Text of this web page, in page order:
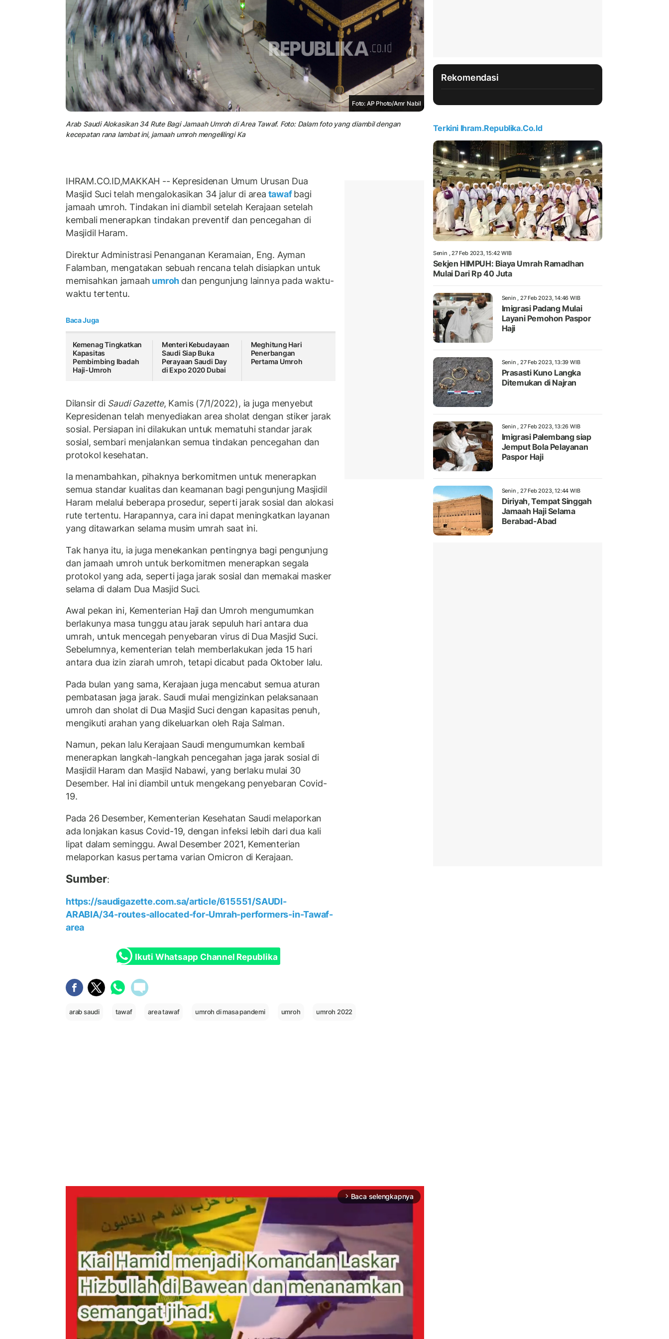
Foto: AP Photo/Amr Nabil
Arab Saudi Alokasikan 34 Rute Bagi Jamaah Umroh di Area Tawaf. Foto: Dalam foto yang diambil dengan
kecepatan rana lambat ini, jamaah umroh mengelilingi Ka
IHRAM.CO.ID,MAKKAH -- Kepresidenan Umum Urusan Dua
Masjid Suci telah mengalokasikan 34 jalur di area tawafbagi
jamaah umroh. Tindakan ini diambil setelah Kerajaan setelah
kembali menerapkan tindakan preventif dan pencegahan di
Masjidil Haram.
Direktur Administrasi Penanganan Keramaian, Eng. Ayman
Falamban, mengatakan sebuah rencana telah disiapkan untuk
memisahkan jamaah umroh dan pengunjung lainnya pada waktu-
waktu tertentu.
Baca Juga
Kemenag Tingkatkan
Kapasitas
Pembimbing Ibadah
Haji-Umroh
Menteri Kebudayaan
Saudi Siap Buka
Perayaan Saudi Day
di Expo 2020 Dubai
Meghitung Hari
Penerbangan
Pertama Umroh
Dilansir di Saudi Gazette, Kamis (7/1/2022), ia juga menyebut
Kepresidenan telah menyediakan area sholat dengan stiker jarak
sosial. Persiapan ini dilakukan untuk mematuhi standar jarak
sosial, sembari menjalankan semua tindakan pencegahan dan
protokol kesehatan.
Ia menambahkan, pihaknya berkomitmen untuk menerapkan
semua standar kualitas dan keamanan bagi pengunjung Masjidil
Haram melalui beberapa prosedur, seperti jarak sosial dan alokasi
rute tertentu. Harapannya, cara ini dapat meningkatkan layanan
yang ditawarkan selama musim umrah saat ini.
Tak hanya itu, ia juga menekankan pentingnya bagi pengunjung
dan jamaah umroh untuk berkomitmen menerapkan segala
protokol yang ada, seperti jaga jarak sosial dan memakai masker
selama di dalam Dua Masjid Suci.
Awal pekan ini, Kementerian Haji dan Umroh mengumumkan
berlakunya masa tunggu atau jarak sepuluh hari antara dua
umrah, untuk mencegah penyebaran virus di Dua Masjid Suci.
Sebelumnya, kementerian telah memberlakukan jeda 15 hari
antara dua izin ziarah umroh, tetapi dicabut pada Oktober lalu.
Pada bulan yang sama, Kerajaan juga mencabut semua aturan
pembatasan jaga jarak. Saudi mulai mengizinkan pelaksanaan
umroh dan sholat di Dua Masjid Suci dengan kapasitas penuh,
mengikuti arahan yang dikeluarkan oleh Raja Salman.
Namun, pekan lalu Kerajaan Saudi mengumumkan kembali
menerapkan langkah-langkah pencegahan jaga jarak sosial di
Masjidil Haram dan Masjid Nabawi, yang berlaku mulai 30
Desember. Hal ini diambil untuk mengekang penyebaran Covid-
19.
Pada 26 Desember, Kementerian Kesehatan Saudi melaporkan
ada lonjakan kasus Covid-19, dengan infeksi lebih dari dua kali
lipat dalam seminggu. Awal Desember 2021, Kementerian
melaporkan kasus pertama varian Omicron di Kerajaan.
Sumber:
https://saudigazette.com.sa/article/615551/SAUDI-
ARABIA/34-routes-allocated-for-Umrah-performers-in-Tawaf-
area
Ikuti Whatsapp Channel Republika
arab saudi tawaf area tawaf umroh di masa pandemi umroh umroh 2022
arrow_forward_ios Baca selengkapnya
Rekomendasi
Terkini Ihram.republika.co.id
Senin , 27 Feb 2023, 15:42 WIB
Sekjen HIMPUH: Biaya Umrah Ramadhan
Mulai Dari Rp 40 Juta
Senin , 27 Feb 2023, 14:46 WIB
Imigrasi Padang Mulai
Layani Pemohon Paspor
Haji
Senin , 27 Feb 2023, 13:39 WIB
Prasasti Kuno Langka
Ditemukan di Najran
Senin , 27 Feb 2023, 13:26 WIB
Imigrasi Palembang siap
Jemput Bola Pelayanan
Paspor Haji
Senin , 27 Feb 2023, 12:44 WIB
Diriyah, Tempat Singgah
Jamaah Haji Selama
Berabad-Abad